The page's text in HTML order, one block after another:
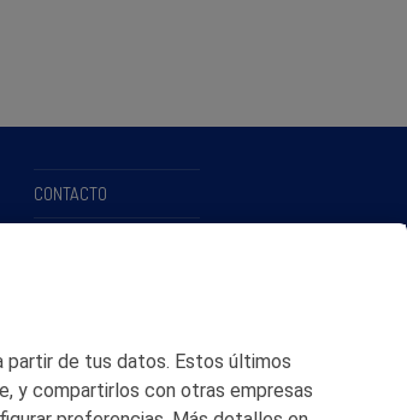
CONTACTO
POLITICA DE COOKIES
partir de tus datos. Estos últimos
y compartirlos con otras empresas